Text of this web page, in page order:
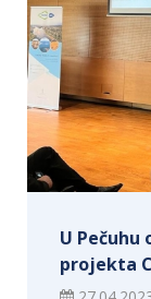
U
projekta